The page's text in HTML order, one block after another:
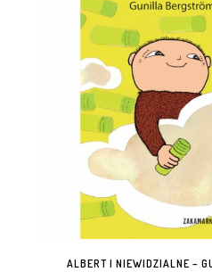
ALBERT I NIEWIDZIALNE –